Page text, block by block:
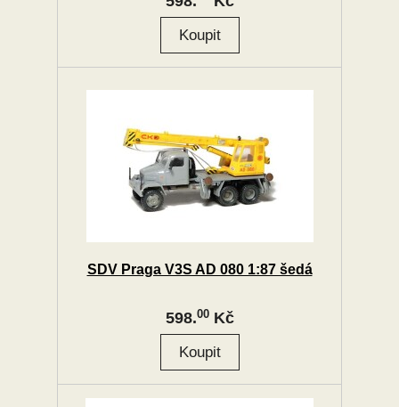
SDV Praga V3S AD 080 1:87 šedá
598.00Kč